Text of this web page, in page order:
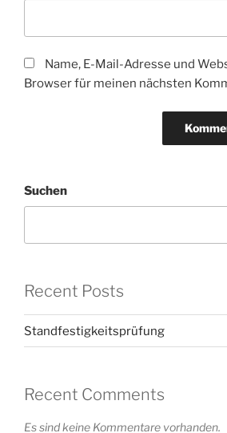
Name, E-Mail-Adresse und
Browser für meinen nächsten
Suchen
Recent Posts
Standfestigkeitsprüfung
Recent Comments
Es sind keine Kommentare vorhanden.